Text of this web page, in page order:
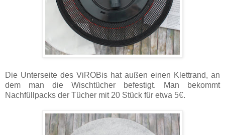
Die Unterseite des ViROBis hat außen einen Klettrand, an
dem man die Wischtücher befestigt. Man bekommt
Nachfüllpacks der Tücher mit 20 Stück für etwa 5€.